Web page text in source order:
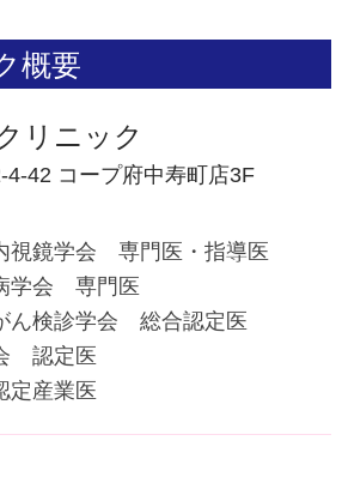
概要
リニック
42 コープ府中寿町店3F
視鏡学会 専門医・指導医
学会 専門医
ん検診学会 総合認定医
認定医
定産業医